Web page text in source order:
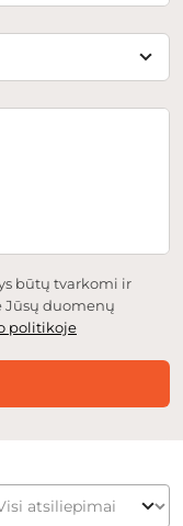
būtų tvarkomi ir
Jūsų duomenų
politikoje